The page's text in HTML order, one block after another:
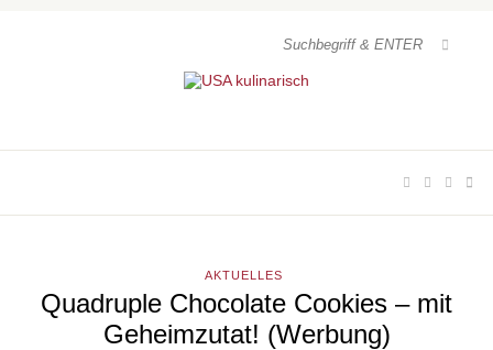
AKTUELLES
Quadruple Chocolate Cookies – mit
Geheimzutat! (Werbung)